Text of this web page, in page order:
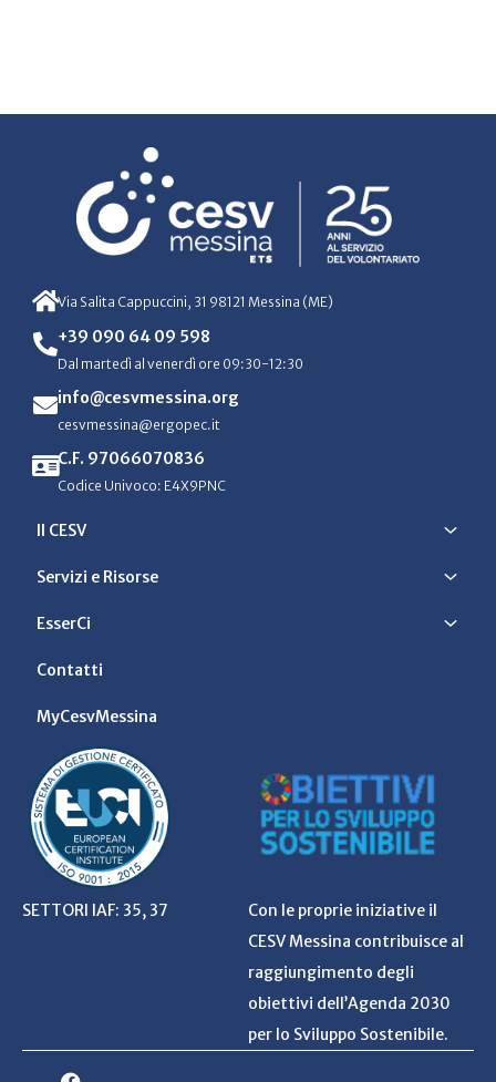
Via Salita Cappuccini, 31 98121 Messina (ME)
+39 090 64 09 598
Dal martedì al venerdì ore 09:30-12:30
info@cesvmessina.org
cesvmessina@ergopec.it
C.F. 97066070836
Codice Univoco: E4X9PNC
Il CESV
Servizi e Risorse
EsserCi
Contatti
MyCesvMessina
SETTORI IAF: 35, 37
Con le proprie iniziative il
CESV Messina contribuisce al
raggiungimento degli
obiettivi dell’Agenda 2030
per lo Sviluppo Sostenibile.